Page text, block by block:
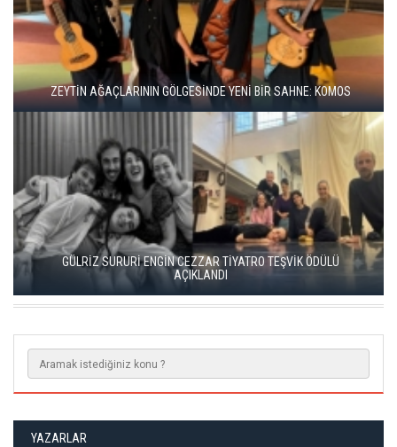
BBT’DE REKOR SEYİRCİ, YENİ REPERTUVAR
KISALAR, ÇAĞIN ÇELİŞKİLERİNİ SAHNEYE TAŞIYOR
YAZARLAR